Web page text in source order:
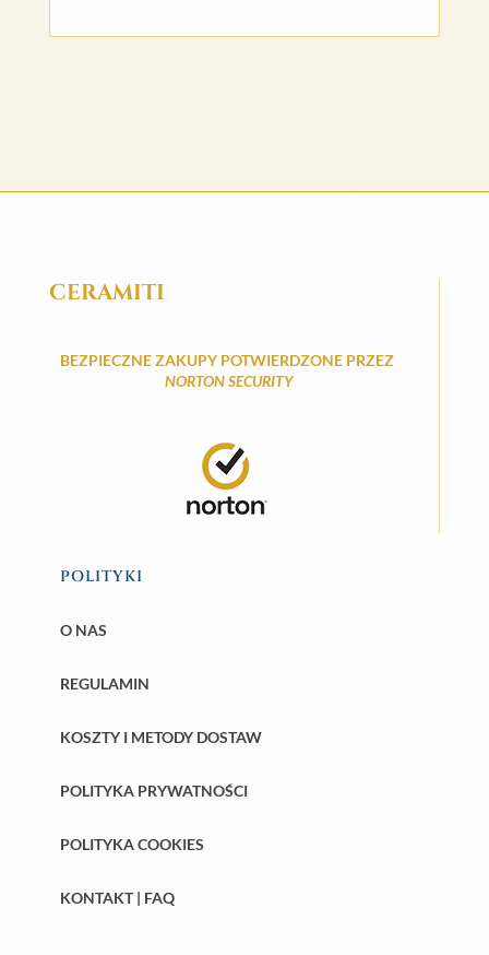
CERAMITI
BEZPIECZNE ZAKUPY POTWIERDZONE PRZEZ
NORTON SECURITY
POLITYKI
O NAS
REGULAMIN
KOSZTY I METODY DOSTAW
POLITYKA PRYWATNOŚCI
POLITYKA COOKIES
KONTAKT | FAQ